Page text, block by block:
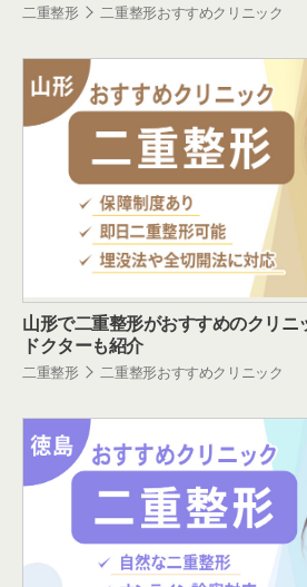
二重整形 二重整形おすすめクリニック
山形で二重整形がおすすめのクリニ
ドクターも紹介
二重整形 二重整形おすすめクリニック